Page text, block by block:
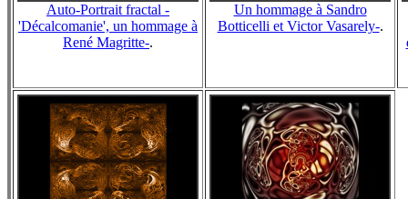
Auto-Portrait fractal -
'Décalcomanie', un hommage à
René Magritte-.
Un hommage à Sandro
Botticelli et Victor Vasarely-.